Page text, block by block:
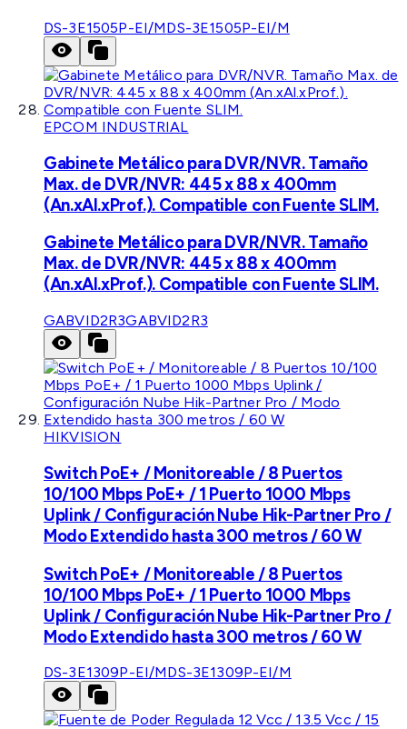
DS-3E1505P-EI/MDS-3E1505P-EI/M
EPCOM INDUSTRIAL
Gabinete Metálico para DVR/NVR. Tamaño
Max. de DVR/NVR: 445 x 88 x 400mm
(An.xAl.xProf.). Compatible con Fuente SLIM.
Gabinete Metálico para DVR/NVR. Tamaño
Max. de DVR/NVR: 445 x 88 x 400mm
(An.xAl.xProf.). Compatible con Fuente SLIM.
GABVID2R3GABVID2R3
HIKVISION
Switch PoE+ / Monitoreable / 8 Puertos
10/100 Mbps PoE+ / 1 Puerto 1000 Mbps
Uplink / Configuración Nube Hik-Partner Pro /
Modo Extendido hasta 300 metros / 60 W
Switch PoE+ / Monitoreable / 8 Puertos
10/100 Mbps PoE+ / 1 Puerto 1000 Mbps
Uplink / Configuración Nube Hik-Partner Pro /
Modo Extendido hasta 300 metros / 60 W
DS-3E1309P-EI/MDS-3E1309P-EI/M